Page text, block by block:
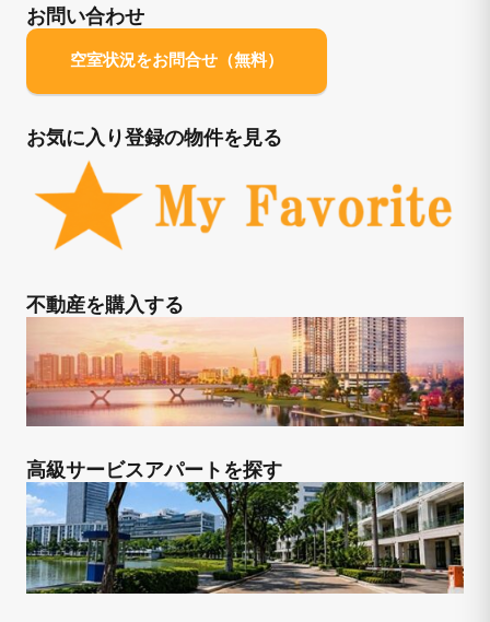
お問い合わせ
空室状況をお問合せ（無料）
お気に入り登録の物件を見る
不動産を購入する
高級サービスアパートを探す